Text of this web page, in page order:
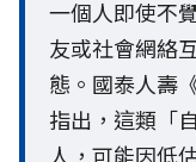
一個人即使不
友或社會網絡
態。國泰人壽
指出，這類「
人，可能因低